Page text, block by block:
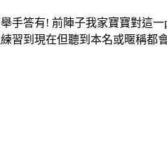
手答有! 前陣子我家寶寶對這
習到現在但聽到本名或暱稱都